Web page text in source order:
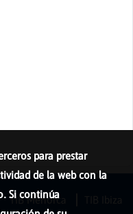
para prestar
de la web con la
Si continúa
TIB Menorca